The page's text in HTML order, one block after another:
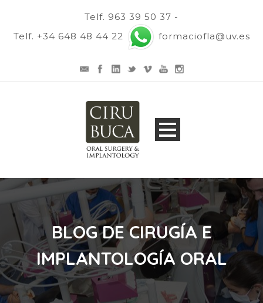
Telf. 963 39 50 37 -
Telf. +34 648 48 44 22
formaciofla@uv.es
BLOG DE CIRUGÍA E
IMPLANTOLOGÍA ORAL